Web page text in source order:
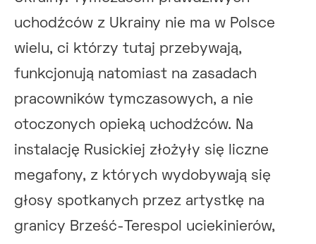
uchodźców z Ukrainy nie ma w Polsce
wielu, ci którzy tutaj przebywają,
funkcjonują natomiast na zasadach
pracowników tymczasowych, a nie
otoczonych opieką uchodźców. Na
instalację Rusickiej złożyły się liczne
megafony, z których wydobywają się
głosy spotkanych przez artystkę na
granicy Brześć-Terespol uciekinierów,